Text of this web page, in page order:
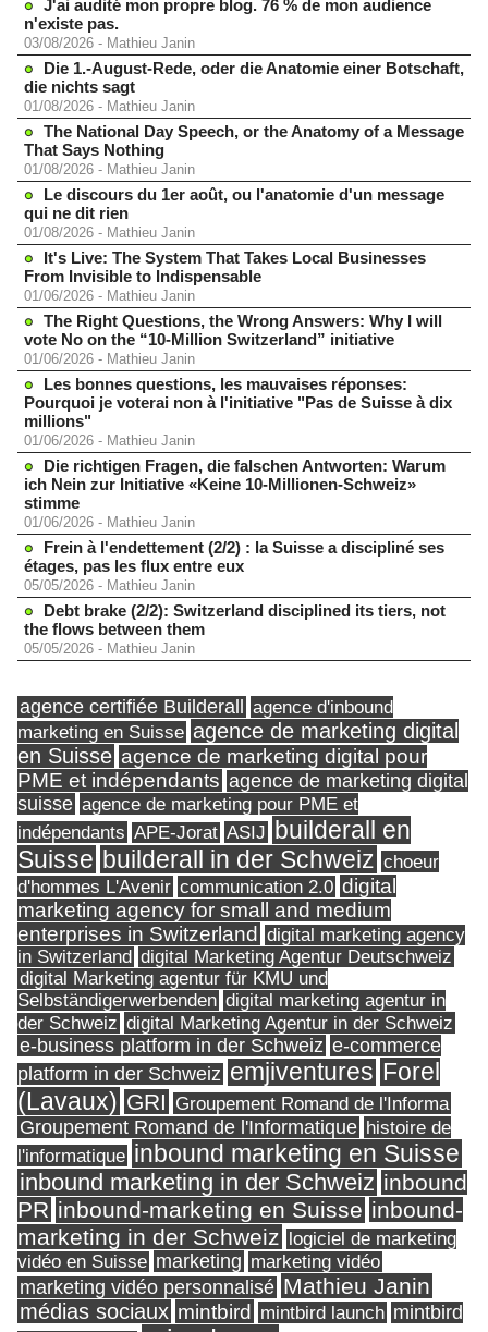
J'ai audité mon propre blog. 76 % de mon audience
n'existe pas.
03/08/2026 - Mathieu Janin
Die 1.-August-Rede, oder die Anatomie einer Botschaft,
die nichts sagt
01/08/2026 - Mathieu Janin
The National Day Speech, or the Anatomy of a Message
That Says Nothing
01/08/2026 - Mathieu Janin
Le discours du 1er août, ou l'anatomie d'un message
qui ne dit rien
01/08/2026 - Mathieu Janin
It's Live: The System That Takes Local Businesses
From Invisible to Indispensable
01/06/2026 - Mathieu Janin
The Right Questions, the Wrong Answers: Why I will
vote No on the “10-Million Switzerland” initiative
01/06/2026 - Mathieu Janin
Les bonnes questions, les mauvaises réponses:
Pourquoi je voterai non à l'initiative "Pas de Suisse à dix
millions"
01/06/2026 - Mathieu Janin
Die richtigen Fragen, die falschen Antworten: Warum
ich Nein zur Initiative «Keine 10-Millionen-Schweiz»
stimme
01/06/2026 - Mathieu Janin
Frein à l'endettement (2/2) : la Suisse a discipliné ses
étages, pas les flux entre eux
05/05/2026 - Mathieu Janin
Debt brake (2/2): Switzerland disciplined its tiers, not
the flows between them
05/05/2026 - Mathieu Janin
agence certifiée Builderall
agence d'inbound
marketing en Suisse agence de marketing digital
en Suisse agence de marketing digital pour
PME et indépendants agence de marketing digital
suisse agence de marketing pour PME et
indépendants APE-Jorat ASIJ builderall en
Suisse builderall in der Schweiz choeur
d'hommes L'Avenir communication 2.0 digital
marketing agency for small and medium
enterprises in Switzerland digital marketing agency
in Switzerland digital Marketing Agentur Deutschweiz
digital Marketing agentur für KMU und
Selbständigerwerbenden digital marketing agentur in
der Schweiz digital Marketing Agentur in der Schweiz
e-business platform in der Schweiz e-commerce
platform in der Schweiz emjiventures Forel
(Lavaux) GRI Groupement Romand de l'Informa
Groupement Romand de l'Informatique histoire de
l'informatique inbound marketing en Suisse
inbound marketing in der Schweiz inbound
PR inbound-marketing en Suisse inbound-
marketing in der Schweiz logiciel de marketing
vidéo en Suisse marketing marketing vidéo
marketing vidéo personnalisé Mathieu Janin
médias sociaux mintbird mintbird launch mintbird